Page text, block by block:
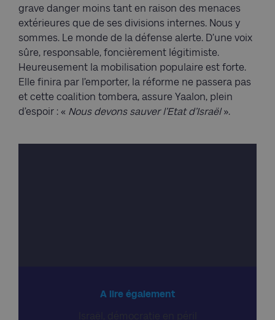
grave danger moins tant en raison des menaces
extérieures que de ses divisions internes. Nous y
sommes. Le monde de la défense alerte. D’une voix
sûre, responsable, foncièrement légitimiste.
Heureusement la mobilisation populaire est forte.
Elle finira par l’emporter, la réforme ne passera pas
et cette coalition tombera, assure Yaalon, plein
d’espoir : « Nous devons sauver l’Etat d’Israël».
A lire également